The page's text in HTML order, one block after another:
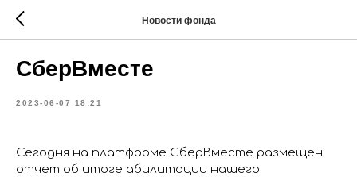
Новости фонда
СберВместе
2023-06-07 18:21
Сегодня на платформе СберВместе размещен
отчет об итоге абилитации нашего